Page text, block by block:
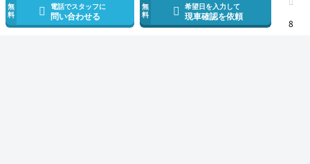
無
料
電話でスタッフに
問い合わせる
無
料
希望日を入力して
現車確認を依頼
8